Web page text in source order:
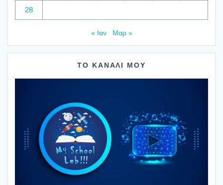
28
« Ιαν Μαρ »
ΤΟ ΚΑΝΑΛΙ ΜΟΥ